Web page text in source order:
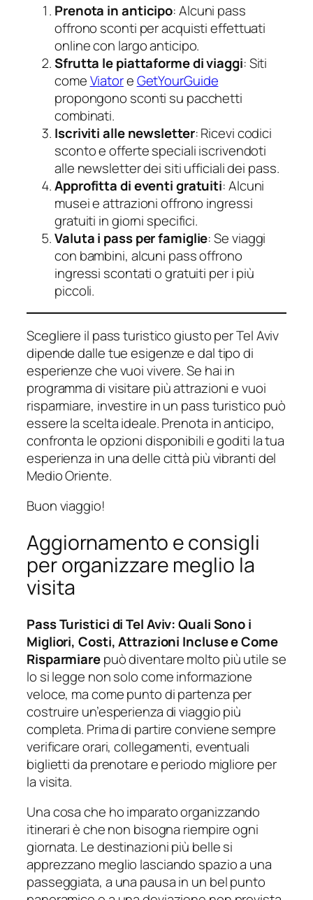
Prenota in anticipo: Alcuni pass
offrono sconti per acquisti effettuati
online con largo anticipo.
Sfrutta le piattaforme di viaggi: Siti
comeViatoreGetYourGuide
propongono sconti su pacchetti
combinati.
Iscriviti alle newsletter: Ricevi codici
sconto e offerte speciali iscrivendoti
alle newsletter dei siti ufficiali dei pass.
Approfitta di eventi gratuiti: Alcuni
musei e attrazioni offrono ingressi
gratuiti in giorni specifici.
Valuta i pass per famiglie: Se viaggi
con bambini, alcuni pass offrono
ingressi scontati o gratuiti per i più
piccoli.
Scegliere il pass turistico giusto per Tel Aviv
dipende dalle tue esigenze e dal tipo di
esperienze che vuoi vivere. Se hai in
programma di visitare più attrazioni e vuoi
risparmiare, investire in un pass turistico può
essere la scelta ideale. Prenota in anticipo,
confronta le opzioni disponibili e goditi la tua
esperienza in una delle città più vibranti del
Medio Oriente.
Buon viaggio!
Aggiornamento e consigli
per organizzare meglio la
visita
Pass Turistici di Tel Aviv: Quali Sono i
Migliori, Costi, Attrazioni Incluse e Come
Risparmiarepuò diventare molto più utile se
lo si legge non solo come informazione
veloce, ma come punto di partenza per
costruire un’esperienza di viaggio più
completa. Prima di partire conviene sempre
verificare orari, collegamenti, eventuali
biglietti da prenotare e periodo migliore per
la visita.
Una cosa che ho imparato organizzando
itinerari è che non bisogna riempire ogni
giornata. Le destinazioni più belle si
apprezzano meglio lasciando spazio a una
passeggiata, a una pausa in un bel punto